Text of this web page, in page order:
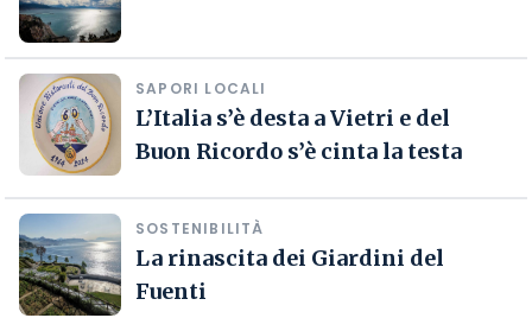
SAPORI LOCALI
L’Italia s’è desta a Vietri e del
Buon Ricordo s’è cinta la testa
SOSTENIBILITÀ
La rinascita dei Giardini del
Fuenti